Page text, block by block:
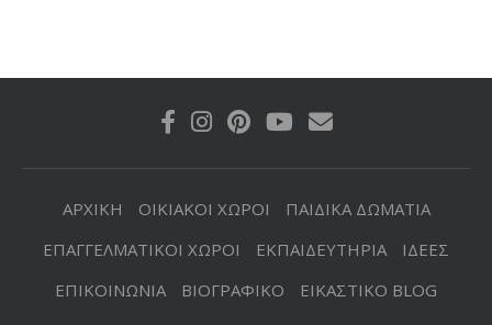
ΑΡΧΙΚΗ ΟΙΚΙΑΚΟΙ ΧΩΡΟΙ
ΠΑΙΔΙΚΑ ΔΩΜΑΤΙΑ
ΕΠΑΓΓΕΛΜΑΤΙΚΟΙ ΧΩΡΟΙ
ΕΚΠΑΙΔΕΥΤΗΡΙΑ
ΙΔΕΕΣ
ΕΠΙΚΟΙΝΩΝΙΑ
ΒΙΟΓΡΑΦΙΚΟ
ΕΙΚΑΣΤΙΚΟ BLOG